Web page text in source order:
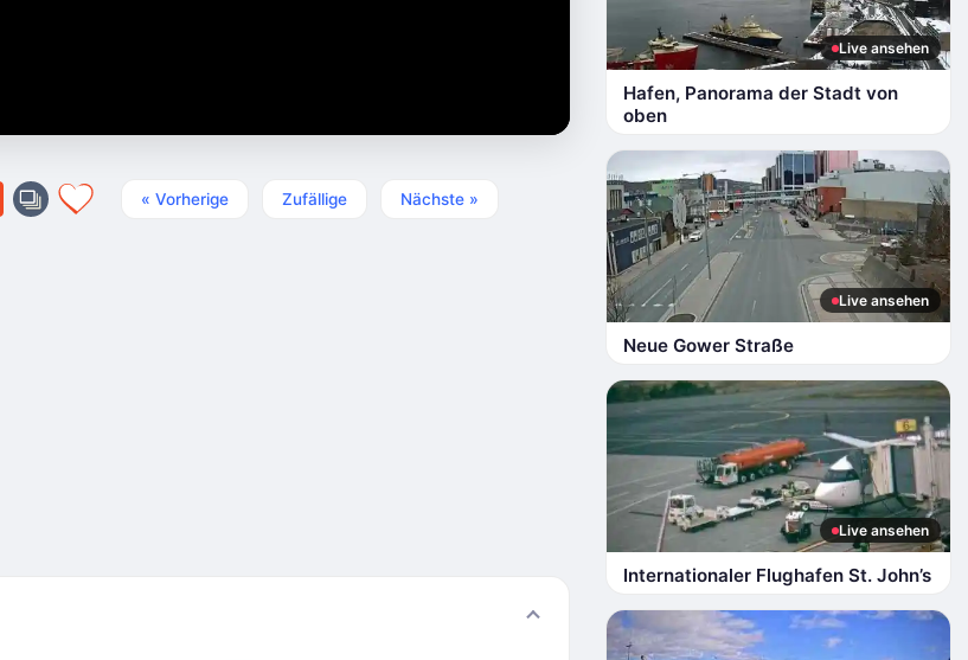
« Vorherige Zufällige Nächste »
Live ansehen
Hafen, Panorama der Stadt von
oben
Live ansehen
Neue Gower Straße
Live ansehen
Internationaler Flughafen St. John’s